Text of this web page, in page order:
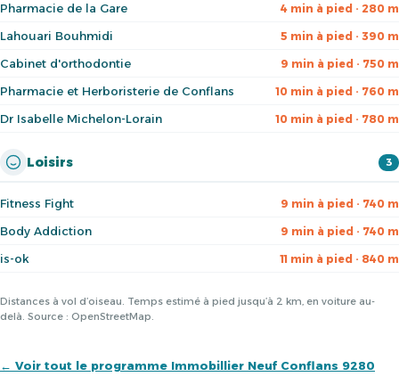
Pharmacie de la Gare 4 min à pied · 280 m
Lahouari Bouhmidi 5 min à pied · 390 m
Cabinet d'orthodontie 9 min à pied · 750 m
Pharmacie et Herboristerie de Conflans 10 min à pied · 760 m
Dr Isabelle Michelon-Lorain 10 min à pied · 780 m
Loisirs 3
Fitness Fight 9 min à pied · 740 m
Body Addiction 9 min à pied · 740 m
is-ok 11 min à pied · 840 m
Distances à vol d’oiseau. Temps estimé à pied jusqu’à 2 km, en voiture au-
delà. Source : OpenStreetMap.
← Voir tout le programme Immobillier Neuf Conflans 9280